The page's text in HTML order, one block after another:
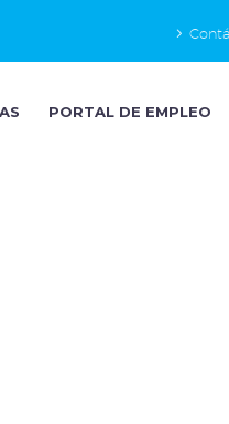
PORTAL DE EMPLEO